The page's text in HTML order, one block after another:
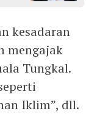
kesadaran
mengajak
Tungkal.
Iklim”, dll.